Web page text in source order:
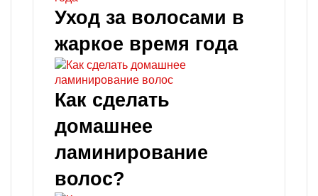
Уход за волосами в
жаркое время года
Как сделать
домашнее
ламинирование
волос?